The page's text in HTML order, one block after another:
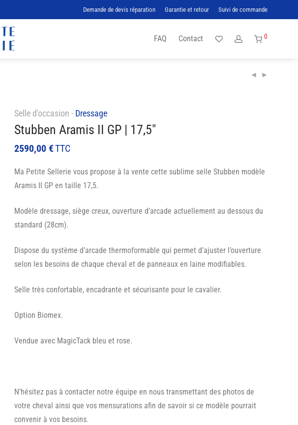
Demande de devis réparation Garantie et retour Suivi de commande
FAQ Contact 0
Selle d'occasion - Dressage
Stubben Aramis II GP | 17,5″
2590,00 €TTC
Ma Petite Sellerie vous propose à la vente cette sublime selle Stubben modèle
Aramis II GP en taille 17,5.
Modèle dressage, siège creux, ouverture d’arcade actuellement au dessous du
standard (28cm).
Dispose du système d’arcade thermoformable qui permet d’ajuster l’ouverture
selon les besoins de chaque cheval et de panneaux en laine modifiables.
Selle très confortable, encadrante et sécurisante pour le cavalier.
Option Biomex.
Vendue avec MagicTack bleu et rose.
N’hésitez pas à contacter notre équipe en nous transmettant des photos de
votre cheval ainsi que vos mensurations afin de savoir si ce modèle pourrait
convenir à vos besoins.